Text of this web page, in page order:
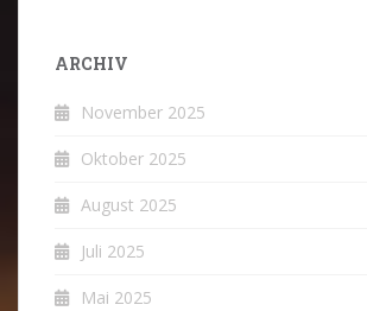
ARCHIV
November 2025
Oktober 2025
August 2025
Juli 2025
Mai 2025